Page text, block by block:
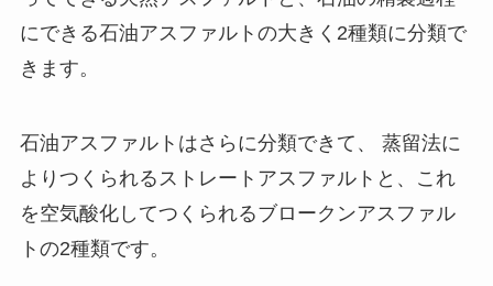
にできる石油アスファルトの大きく2種類に分類で
きます。
石油アスファルトはさらに分類できて、 蒸留法に
よりつくられるストレートアスファルトと、これ
を空気酸化してつくられるブロークンアスファル
トの2種類です。